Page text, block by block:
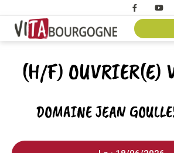
(H/F) OUVRIER(E)
DOMAINE JEAN